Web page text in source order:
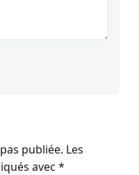
publiée. Les
avec *